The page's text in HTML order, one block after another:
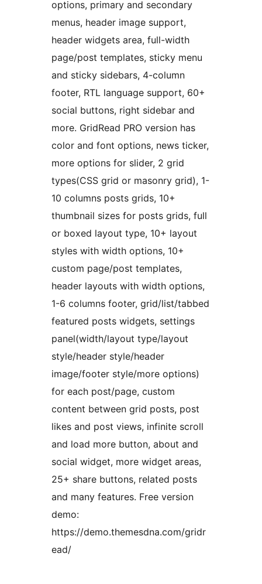
options, primary and secondary
menus, header image support,
header widgets area, full-width
page/post templates, sticky menu
and sticky sidebars, 4-column
footer, RTL language support, 60+
social buttons, right sidebar and
more. GridRead PRO version has
color and font options, news ticker,
more options for slider, 2 grid
types(CSS grid or masonry grid), 1-
10 columns posts grids, 10+
thumbnail sizes for posts grids, full
or boxed layout type, 10+ layout
styles with width options, 10+
custom page/post templates,
header layouts with width options,
1-6 columns footer, grid/list/tabbed
featured posts widgets, settings
panel(width/layout type/layout
style/header style/header
image/footer style/more options)
for each post/page, custom
content between grid posts, post
likes and post views, infinite scroll
and load more button, about and
social widget, more widget areas,
25+ share buttons, related posts
and many features. Free version
demo:
https://demo.themesdna.com/gridr
ead/